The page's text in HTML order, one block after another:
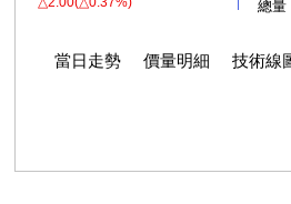
總量
當日走勢 價量明細 技術線